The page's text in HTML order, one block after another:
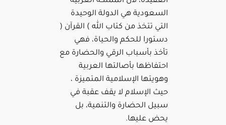
السعودية هي الدولة الوحيدة
التي تتخذ من كتاب الله ) القرآن (
دستورا للحكم والحياة، فهي
تأخذ بأسباب الرقي والحضارة مع
احتفاظها بأصالتها العربية
وهويتها الإسلامية المتميزة ،
حيث الإسلام لا يقف عقبة في
سبيل الحضارة والتنمية، بل
يحض عليها.